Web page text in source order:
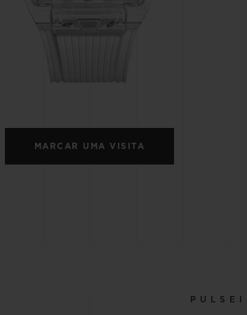
MARCAR UMA VISITA
PEACH CERAMIC
ENTREGA PROGRAMADA ENTREGA E